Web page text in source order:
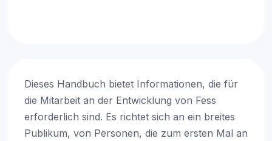
Dieses Handbuch bietet Informationen, die für
die Mitarbeit an der Entwicklung von Fess
erforderlich sind. Es richtet sich an ein breites
Publikum, von Personen, die zum ersten Mal an